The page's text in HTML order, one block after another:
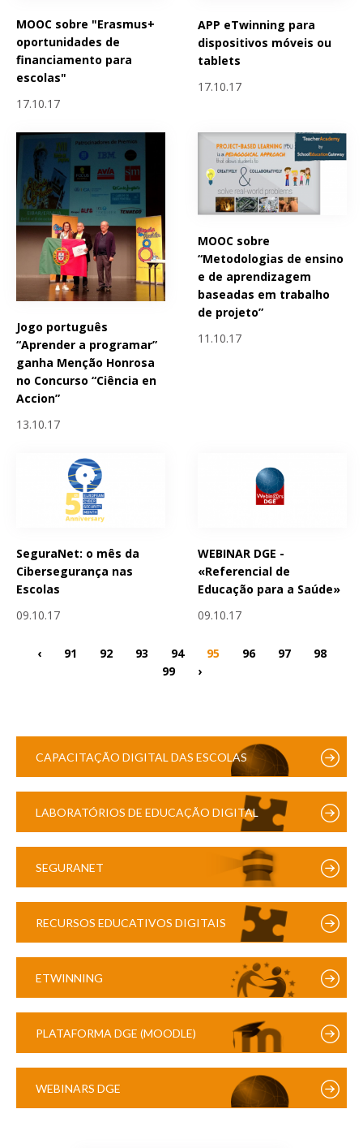
MOOC sobre "Erasmus+
oportunidades de
financiamento para
escolas"
17.10.17
APP eTwinning para
dispositivos móveis ou
tablets
17.10.17
Jogo português
“Aprender a programar”
ganha Menção Honrosa
no Concurso “Ciência en
Accion”
13.10.17
MOOC sobre
“Metodologias de ensino
e de aprendizagem
baseadas em trabalho
de projeto”
11.10.17
SeguraNet: o mês da
Cibersegurança nas
Escolas
09.10.17
WEBINAR DGE -
«Referencial de
Educação para a Saúde»
09.10.17
‹ 91 92 93 94 95 96 97
98
99
›
CAPACITAÇÃO DIGITAL DAS ESCOLAS
LABORATÓRIOS DE EDUCAÇÃO DIGITAL
SEGURANET
RECURSOS EDUCATIVOS DIGITAIS
ETWINNING
PLATAFORMA DGE (MOODLE)
WEBINARS DGE